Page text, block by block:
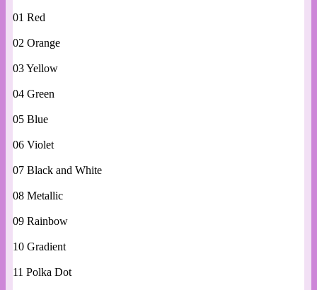
01 Red
02 Orange
03 Yellow
04 Green
05 Blue
06 Violet
07 Black and White
08 Metallic
09 Rainbow
10 Gradient
11 Polka Dot